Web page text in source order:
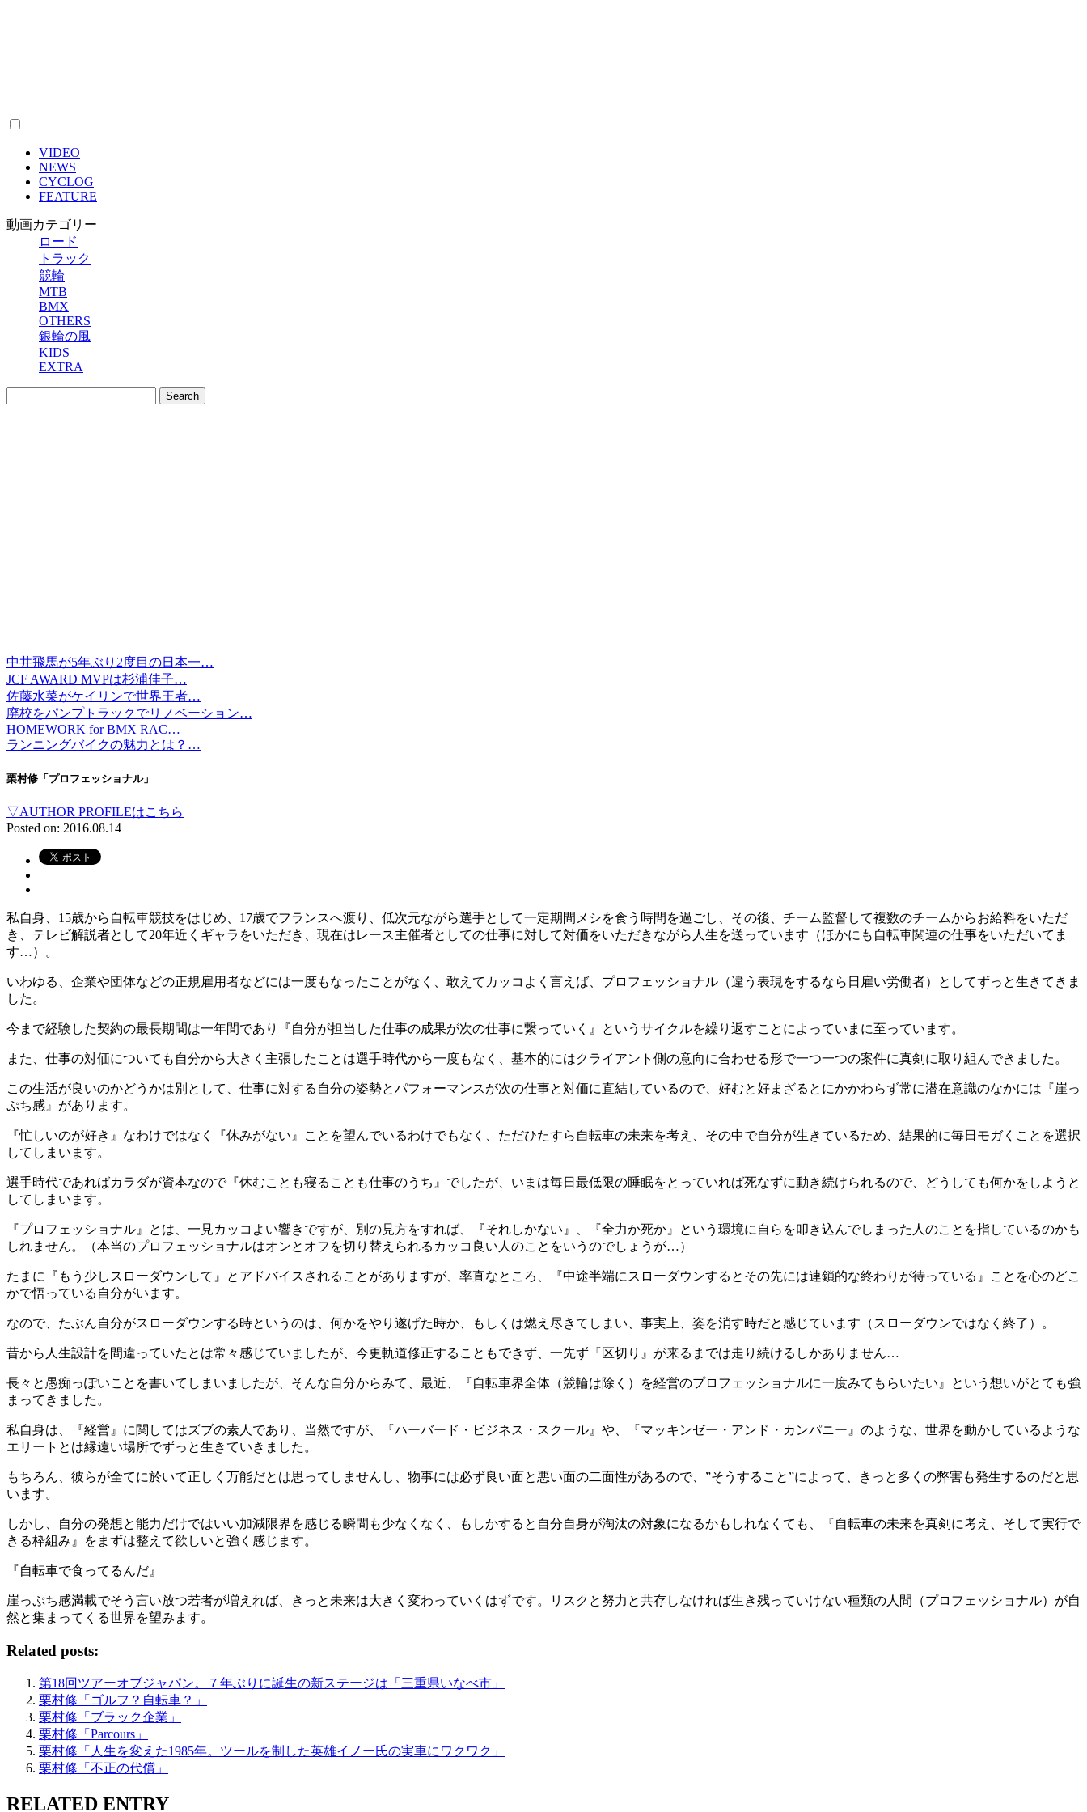
VIDEO
NEWS
CYCLOG
FEATURE
動画カテゴリー
ロード
トラック
競輪
MTB
BMX
OTHERS
銀輪の風
KIDS
EXTRA
中井飛馬が5年ぶり2度目の日本一…
JCF AWARD MVPは杉浦佳子…
佐藤水菜がケイリンで世界王者…
廃校をパンプトラックでリノベーション…
HOMEWORK for BMX RAC…
ランニングバイクの魅力とは？…
栗村修「プロフェッショナル」
▽AUTHOR PROFILEはこちら
Posted on: 2016.08.14
私自身、15歳から自転車競技をはじめ、17歳でフランスへ渡り、低次元ながら選手として一定期間メシを食う時間を過ごし、その後、チーム監督して複数のチームからお給料をいただ
き、テレビ解説者として20年近くギャラをいただき、現在はレース主催者としての仕事に対して対価をいただきながら人生を送っています（ほかにも自転車関連の仕事をいただいてま
す…）。
いわゆる、企業や団体などの正規雇用者などには一度もなったことがなく、敢えてカッコよく言えば、プロフェッショナル（違う表現をするなら日雇い労働者）としてずっと生きてきま
した。
今まで経験した契約の最長期間は一年間であり『自分が担当した仕事の成果が次の仕事に繋っていく』というサイクルを繰り返すことによっていまに至っています。
また、仕事の対価についても自分から大きく主張したことは選手時代から一度もなく、基本的にはクライアント側の意向に合わせる形で一つ一つの案件に真剣に取り組んできました。
この生活が良いのかどうかは別として、仕事に対する自分の姿勢とパフォーマンスが次の仕事と対価に直結しているので、好むと好まざるとにかかわらず常に潜在意識のなかには『崖っ
ぷち感』があります。
『忙しいのが好き』なわけではなく『休みがない』ことを望んでいるわけでもなく、ただひたすら自転車の未来を考え、その中で自分が生きているため、結果的に毎日モガくことを選択
してしまいます。
選手時代であればカラダが資本なので『休むことも寝ることも仕事のうち』でしたが、いまは毎日最低限の睡眠をとっていれば死なずに動き続けられるので、どうしても何かをしようと
してしまいます。
『プロフェッショナル』とは、一見カッコよい響きですが、別の見方をすれば、『それしかない』、『全力か死か』という環境に自らを叩き込んでしまった人のことを指しているのかも
しれません。（本当のプロフェッショナルはオンとオフを切り替えられるカッコ良い人のことをいうのでしょうが…）
たまに『もう少しスローダウンして』とアドバイスされることがありますが、率直なところ、『中途半端にスローダウンするとその先には連鎖的な終わりが待っている』ことを心のどこ
かで悟っている自分がいます。
なので、たぶん自分がスローダウンする時というのは、何かをやり遂げた時か、もしくは燃え尽きてしまい、事実上、姿を消す時だと感じています（スローダウンではなく終了）。
昔から人生設計を間違っていたとは常々感じていましたが、今更軌道修正することもできず、一先ず『区切り』が来るまでは走り続けるしかありません…
長々と愚痴っぽいことを書いてしまいましたが、そんな自分からみて、最近、『自転車界全体（競輪は除く）を経営のプロフェッショナルに一度みてもらいたい』という想いがとても強
まってきました。
私自身は、『経営』に関してはズブの素人であり、当然ですが、『ハーバード・ビジネス・スクール』や、『マッキンゼー・アンド・カンパニー』のような、世界を動かしているような
エリートとは縁遠い場所でずっと生きていきました。
もちろん、彼らが全てに於いて正しく万能だとは思ってしませんし、物事には必ず良い面と悪い面の二面性があるので、”そうすること”によって、きっと多くの弊害も発生するのだと思
います。
しかし、自分の発想と能力だけではいい加減限界を感じる瞬間も少なくなく、もしかすると自分自身が淘汰の対象になるかもしれなくても、『自転車の未来を真剣に考え、そして実行で
きる枠組み』をまずは整えて欲しいと強く感じます。
『自転車で食ってるんだ』
崖っぷち感満載でそう言い放つ若者が増えれば、きっと未来は大きく変わっていくはずです。リスクと努力と共存しなければ生き残っていけない種類の人間（プロフェッショナル）が自
然と集まってくる世界を望みます。
Related posts:
第18回ツアーオブジャパン。７年ぶりに誕生の新ステージは「三重県いなべ市」
栗村修「ゴルフ？自転車？」
栗村修「ブラック企業」
栗村修「Parcours」
栗村修「人生を変えた1985年。ツールを制した英雄イノー氏の実車にワクワク」
栗村修「不正の代償」
RELATED ENTRY